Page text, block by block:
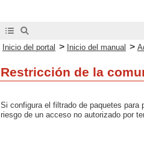
Inicio del portal > Inicio del manual >
Restricción de la
Si configura el filtrado de paquetes
riesgo de un acceso no autorizado por